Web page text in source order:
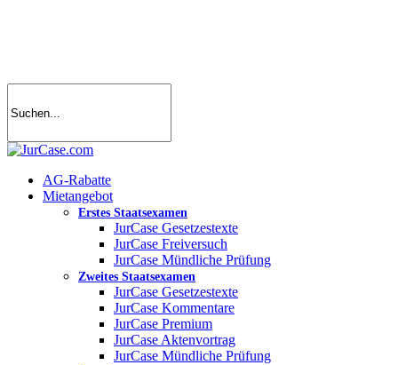
search
account
Menu
AG-Rabatte
Mietangebot
Erstes Staatsexamen
JurCase Gesetzestexte
JurCase Freiversuch
JurCase Mündliche Prüfung
Zweites Staatsexamen
JurCase Gesetzestexte
JurCase Kommentare
JurCase Premium
JurCase Aktenvortrag
JurCase Mündliche Prüfung